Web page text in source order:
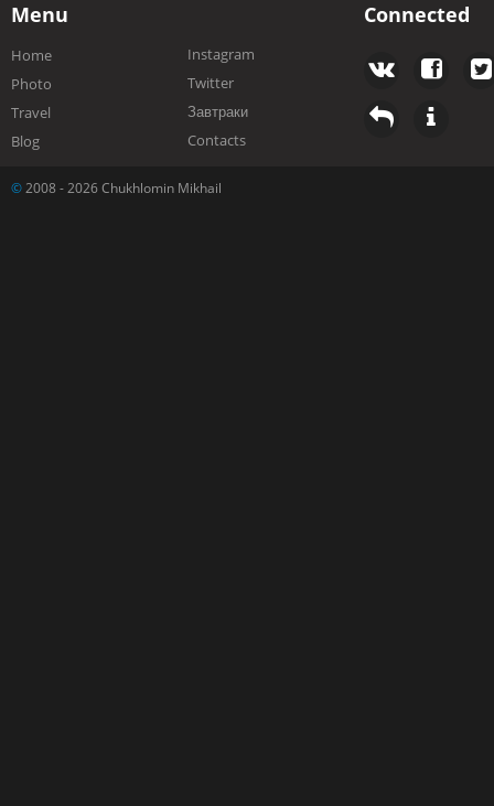
Menu
Home
Photo
Travel
Blog
Instagram
Twitter
Завтраки
Contacts
Connected
© 2008 - 2026 Chukhlomin Mikhail